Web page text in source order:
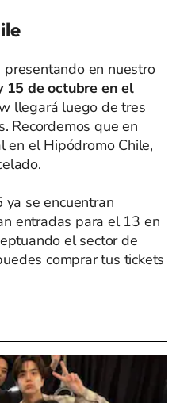
en nuestro
15 de octubre en el
llegará luego de tres
Recordemos que en
en el Hipódromo Chile,
se encuentran
entradas para el 13 en
el sector de
comprar tus tickets